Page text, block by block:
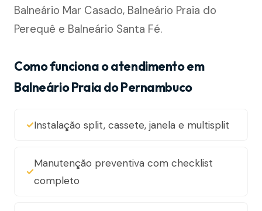
Balneário Mar Casado, Balneário Praia do
Perequê e Balneário Santa Fé.
Como funciona o atendimento em
Balneário Praia do Pernambuco
Instalação split, cassete, janela e multisplit
Manutenção preventiva com checklist
completo